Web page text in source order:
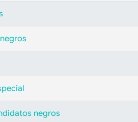
negros